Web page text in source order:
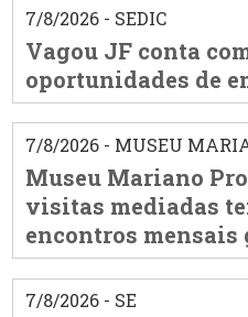
7/8/2026 - SEDIC
Vagou JF conta
oportunidades de
7/8/2026 - MUSEU
Museu Mariano
visitas mediadas
encontros
7/8/2026 - SE